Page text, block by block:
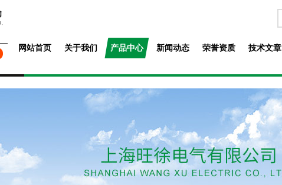
网站首页 关于我们 产品中心 新闻动态 荣誉资质 技术文章